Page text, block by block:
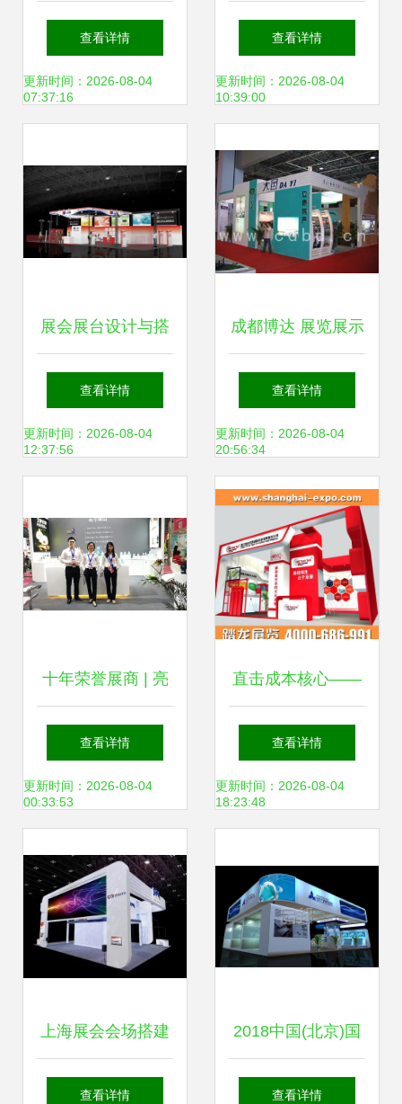
鲁木齐诚和缘会展
服务-首商网
查看详情
更新时间：2026-08-04
07:37:16
服务演绎品牌魅力
查看详情
更新时间：2026-08-04
10:39:00
展会展台设计与搭
建服务 打造品牌舞
台的关键
查看详情
更新时间：2026-08-04
12:37:56
成都博达 展览展示
服务的行业标杆与
现代诠释
查看详情
更新时间：2026-08-04
20:56:34
十年荣誉展商 | 亮
节携手原创设计焕
新登场2019多场顶
查看详情
更新时间：2026-08-04
00:33:53
直击成本核心——
成都展览搭建商以
自营工厂重塑展台
查看详情
更新时间：2026-08-04
18:23:48
上海展会会场搭建
专业会展服务的全
查看详情
2018中国(北京)国
际文具博览会暨文
查看详情